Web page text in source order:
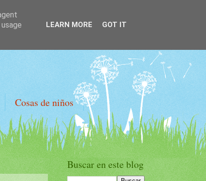
Cosas de niños
Buscar en este blog
LEARN MORE GOT IT